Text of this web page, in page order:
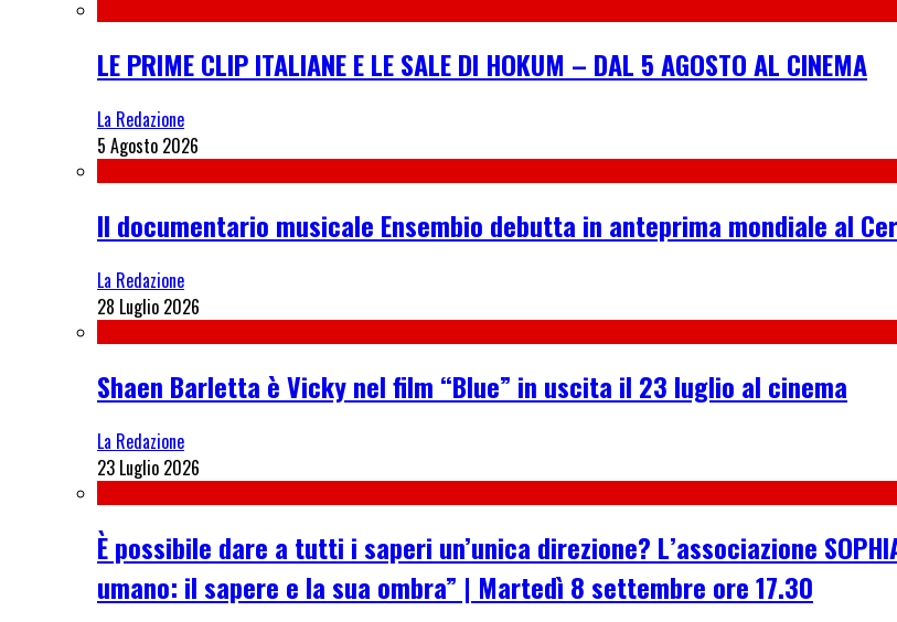
LE PRIME CLIP ITALIANE E LE SALE DI HOKUM – DAL 5 AGOSTO AL CINEMA
La Redazione
5 Agosto 2026
Il documentario musicale Ensembio debutta in anteprima mondiale al
La Redazione
28 Luglio 2026
Shaen Barletta è Vicky nel film “Blue” in uscita il 23 luglio al cinema
La Redazione
23 Luglio 2026
È possibile dare a tutti i saperi un’unica direzione? L’associazione
umano: il sapere e la sua ombra” | Martedì 8 settembre ore 17.30